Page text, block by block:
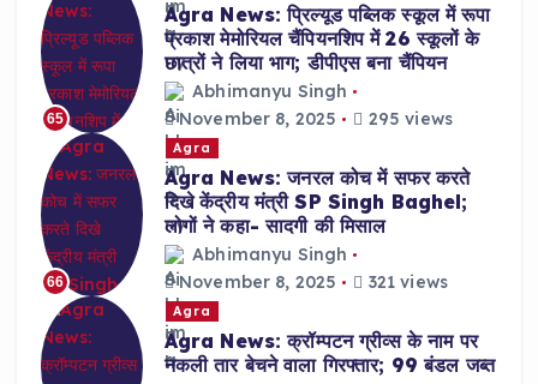
65
Agra News: प्रिल्यूड पब्लिक स्कूल में रूपा
प्रकाश मेमोरियल चैंपियनशिप में 26 स्कूलों के
छात्रों ने लिया भाग; डीपीएस बना चैंपियन
Abhimanyu Singh
November 8, 2025
295 views
66
Agra
Agra News: जनरल कोच में सफर करते
दिखे केंद्रीय मंत्री SP Singh Baghel;
लोगों ने कहा- सादगी की मिसाल
Abhimanyu Singh
November 8, 2025
321 views
Agra
Agra News: क्रॉम्पटन ग्रीव्स के नाम पर
नकली तार बेचने वाला गिरफ्तार; 99 बंडल जब्त